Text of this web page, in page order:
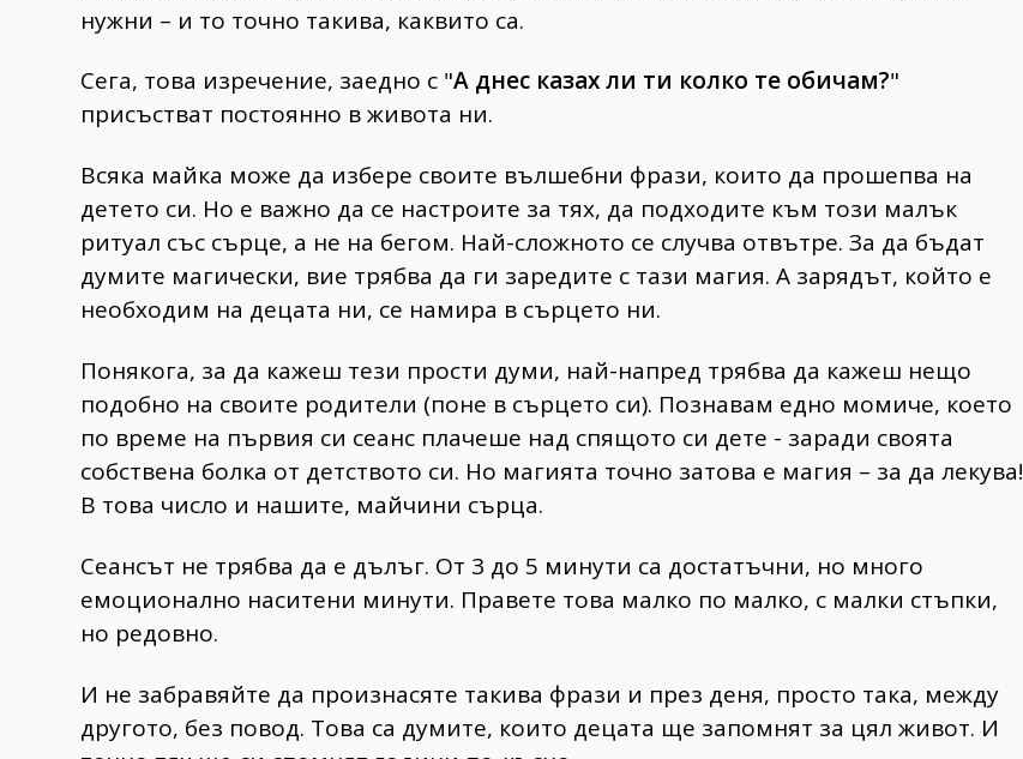
нужни – и то точно такива, каквито са.
Сега, това изречение, заедно с "А днес казах ли ти колко те обичам?"
присъстват постоянно в живота ни.
Всяка майка може да избере своите вълшебни фрази, които да прошепва на
детето си. Но е важно да се настроите за тях, да подходите към този малък
ритуал със сърце, а не на бегом. Най-сложното се случва отвътре. За да бъдат
думите магически, вие трябва да ги заредите с тази магия. А зарядът, който е
необходим на децата ни, се намира в сърцето ни.
Понякога, за да кажеш тези прости думи, най-напред трябва да кажеш нещо
подобно на своите родители (поне в сърцето си). Познавам едно момиче, което
по време на първия си сеанс плачеше над спящото си дете - заради своята
собствена болка от детството си. Но магията точно затова е магия – за да лекува!
В това число и нашите, майчини сърца.
Сеансът не трябва да е дълъг. От 3 до 5 минути са достатъчни, но много
емоционално наситени минути. Правете това малко по малко, с малки стъпки,
но редовно.
И не забравяйте да произнасяте такива фрази и през деня, просто така, между
другото, без повод. Това са думите, които децата ще запомнят за цял живот. И